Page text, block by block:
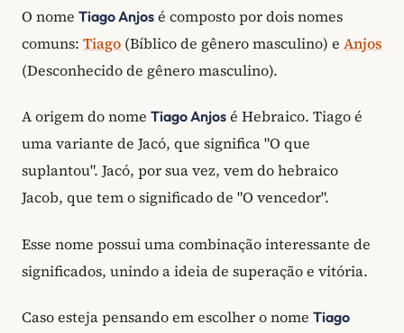
O nome Tiago Anjos é composto por dois nomes
comuns: Tiago (Bíblico de gênero masculino) e Anjos
(Desconhecido de gênero masculino).
A origem do nome Tiago Anjos é Hebraico. Tiago é
uma variante de Jacó, que significa "O que
suplantou". Jacó, por sua vez, vem do hebraico
Jacob, que tem o significado de "O vencedor".
Esse nome possui uma combinação interessante de
significados, unindo a ideia de superação e vitória.
Caso esteja pensando em escolher o nome Tiago